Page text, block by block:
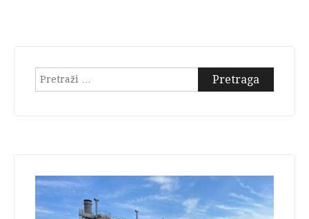
Pretraga: